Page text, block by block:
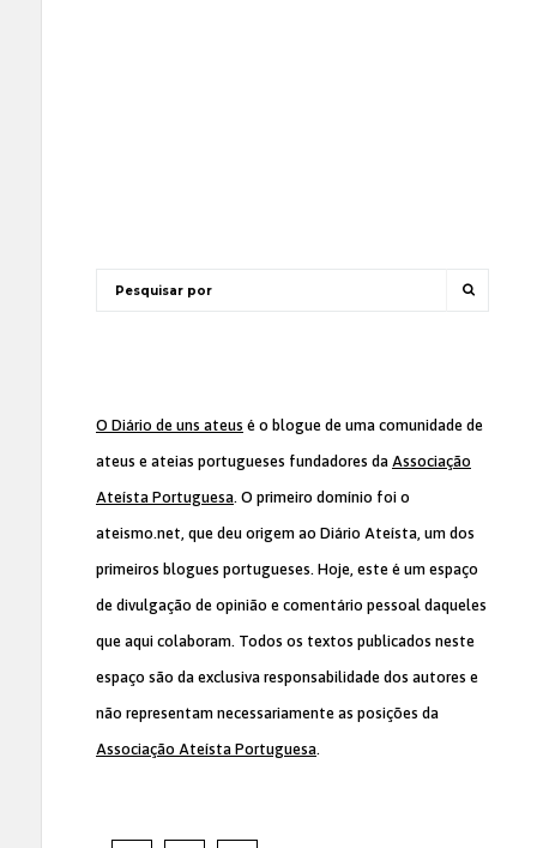
O Diário de uns ateus é o blogue de uma comunidade de
ateus e ateias portugueses fundadores da Associação
Ateísta Portuguesa. O primeiro domínio foi o
ateismo.net, que deu origem ao Diário Ateísta, um dos
primeiros blogues portugueses. Hoje, este é um espaço
de divulgação de opinião e comentário pessoal daqueles
que aqui colaboram. Todos os textos publicados neste
espaço são da exclusiva responsabilidade dos autores e
não representam necessariamente as posições da
Associação Ateísta Portuguesa.